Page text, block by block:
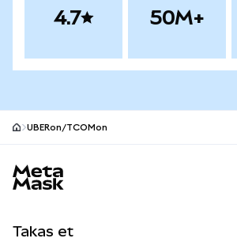
4.7 50M+
UBERon/TCOMon
Takas et